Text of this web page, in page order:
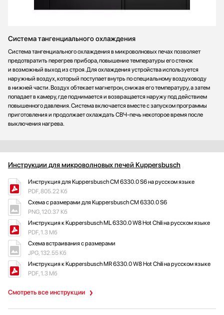
Система тангенциального охлаждения
Система тангенциального охлаждения в микроволновых печах позволяет
предотвратить перегрев прибора, повышение температуры его стенок
и возможный выход из строя. Для охлаждения устройства используется
наружный воздух, который поступает внутрь по специальному воздуховоду
в нижней части. Воздух обтекает магнетрон, снижая его температуру, а затем
попадает в камеру, где поднимается и возвращается наружу под действием
повышенного давления. Система включается вместе с запуском программы
приготовления и продолжает охлаждать СВЧ-печь некоторое время после
выключения нагрева.
Инструкции для микроволновых печей Kuppersbusch
Смотреть все инструкции
Инструкция для Kuppersbusch CM 6330.0 S6 на русском языке
PDF, 805.22 Кб
Схема с размерами для Kuppersbusch CM 6330.0 S6
PNG, 120.37 Кб
Инструкция к Kuppersbusch ML 6330.0 W8 Hot Chili на русском языке
PDF, 1.3 Мб
Схема встраивания с размерами
JPG, 132.55 Кб
Инструкция к Kuppersbusch MR 6330.0 W8 Hot Chili на русском языке
PDF, 1.3 Мб